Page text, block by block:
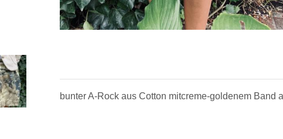
bunter A-Rock aus Cotton mitcreme-goldenem Band